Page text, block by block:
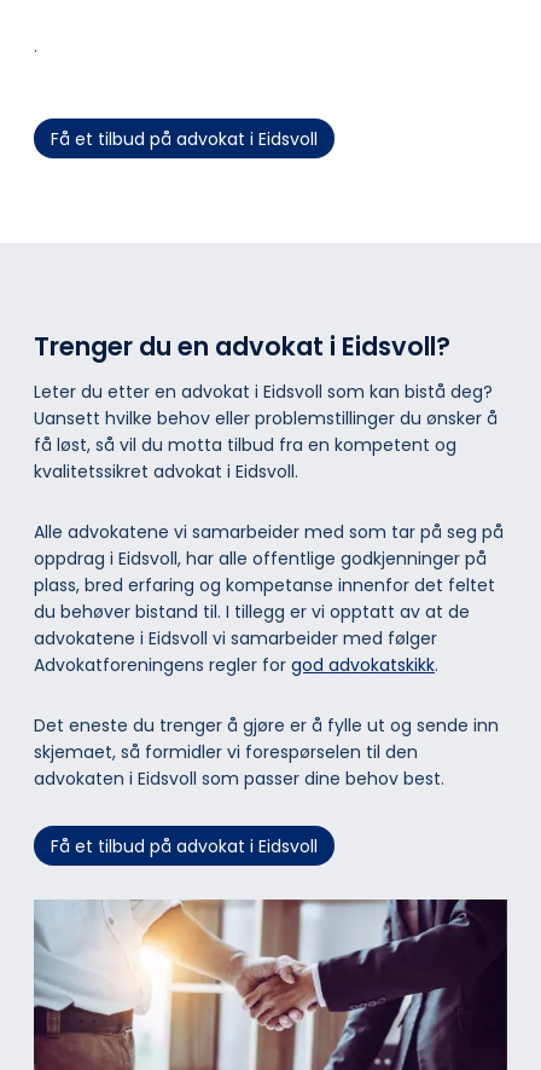
.
Få et tilbud på advokat i Eidsvoll
Trenger du en advokat i Eidsvoll?
Leter du etter en advokat i Eidsvoll som kan bistå deg?
Uansett hvilke behov eller problemstillinger du ønsker å
få løst, så vil du motta tilbud fra en kompetent og
kvalitetssikret advokat i Eidsvoll.
Alle advokatene vi samarbeider med som tar på seg på
oppdrag i Eidsvoll, har alle offentlige godkjenninger på
plass, bred erfaring og kompetanse innenfor det feltet
du behøver bistand til. I tillegg er vi opptatt av at de
advokatene i Eidsvoll vi samarbeider med følger
Advokatforeningens regler for god advokatskikk.
Det eneste du trenger å gjøre er å fylle ut og sende inn
skjemaet, så formidler vi forespørselen til den
advokaten i Eidsvoll som passer dine behov best.
Få et tilbud på advokat i Eidsvoll